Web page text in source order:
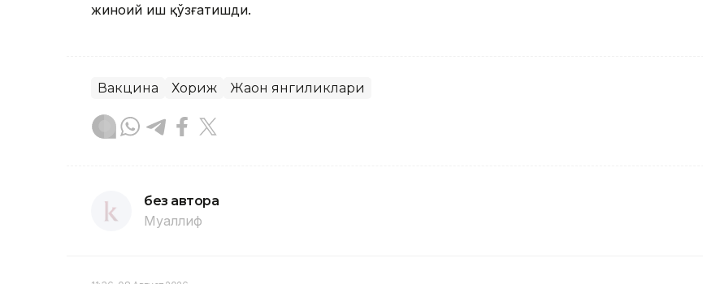
жиноий иш қўзғатишди.
Вакцина Хориж Жаҳон янгиликлари
без автора
Муаллиф